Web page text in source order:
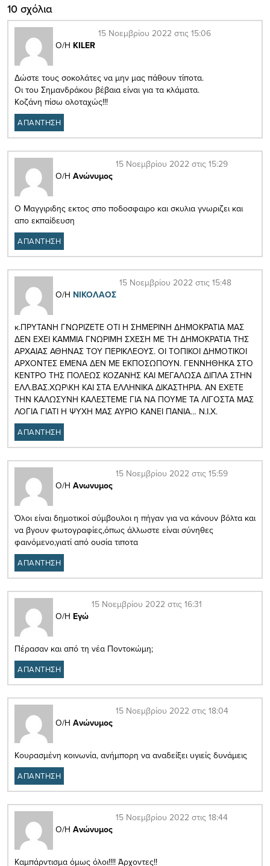
10 σχόλια
Ο/Η KILER
15 Νοεμβρίου 2022 στις 15:06
Δώστε τους σοκολάτες να μην μας πάθουν τίποτα.
Οι του Σημανδράκου βέβαια είναι για τα κλάματα.
Κοζάνη πίσω ολοταχώς!!!
ΑΠΑΝΤΗΣΗ
Ο/Η Ανώνυμος
15 Νοεμβρίου 2022 στις 15:29
Ο Μαγγιριδης εκτος σπο ποδοσφαιρο και σκυλια γνωριζει και
απο εκπαίδευση
ΑΠΑΝΤΗΣΗ
Ο/Η ΝΙΚΟΛΑΟΣ
15 Νοεμβρίου 2022 στις 15:48
κ.ΠΡΥΤΑΝΗ ΓΝΩΡΙΖΕΤΕ ΟΤΙ Η ΣΗΜΕΡΙΝΗ ΔΗΜΟΚΡΑΤΙΑ ΜΑΣ
ΔΕΝ ΕΧΕΙ ΚΑΜΜΙΑ ΓΝΩΡΙΜΗ ΣΧΕΣΗ ΜΕ ΤΗ ΔΗΜΟΚΡΑΤΙΑ ΤΗΣ
ΑΡΧΑΙΑΣ ΑΘΗΝΑΣ ΤΟΥ ΠΕΡΙΚΛΕΟΥΣ. ΟΙ ΤΟΠΙΚΟΙ ΔΗΜΟΤΙΚΟΙ
ΑΡΧΟΝΤΕΣ ΕΜΕΝΑ ΔΕΝ ΜΕ ΕΚΠΟΣΩΠΟΥΝ. ΓΕΝΝΗΘΗΚΑ ΣΤΟ
ΚΕΝΤΡΟ ΤΗΣ ΠΟΛΕΩΣ ΚΟΖΑΝΗΣ ΚΑΙ ΜΕΓΑΛΩΣΑ ΔΙΠΛΑ ΣΤΗΝ
ΕΛΛ.ΒΑΣ.ΧΩΡ\ΚΗ ΚΑΙ ΣΤΑ ΕΛΛΗΝΙΚΑ ΔΙΚΑΣΤΗΡΙΑ. ΑΝ ΕΧΕΤΕ
ΤΗΝ ΚΑΛΩΣΥΝΗ ΚΑΛΕΣΤΕΜΕ ΓΙΑ ΝΑ ΠΟΥΜΕ ΤΑ ΛΙΓΟΣΤΑ ΜΑΣ
ΛΟΓΙΑ ΓΙΑΤΙ Η ΨΥΧΗ ΜΑΣ ΑΥΡΙΟ ΚΑΝΕΙ ΠΑΝΙΑ… Ν.Ι.Χ.
ΑΠΑΝΤΗΣΗ
Ο/Η Ανωνυμος
15 Νοεμβρίου 2022 στις 15:59
Όλοι είναι δημοτικοί σύμβουλοι η πήγαν για να κάνουν βόλτα και
να βγουν φωτογραφίες,όπως άλλωστε είναι σύνηθες
φαινόμενο,γιατί από ουσία τιποτα
ΑΠΑΝΤΗΣΗ
Ο/Η Εγώ
15 Νοεμβρίου 2022 στις 16:31
Πέρασαν και από τη νέα Ποντοκώμη;
ΑΠΑΝΤΗΣΗ
Ο/Η Ανώνυμος
15 Νοεμβρίου 2022 στις 18:04
Κουρασμένη κοινωνία, ανήμπορη να αναδείξει υγιείς δυνάμεις
ΑΠΑΝΤΗΣΗ
Ο/Η Ανώνυμος
15 Νοεμβρίου 2022 στις 18:44
Καμπάρντισμα όμως όλοι!!!! Άρχοντες!!